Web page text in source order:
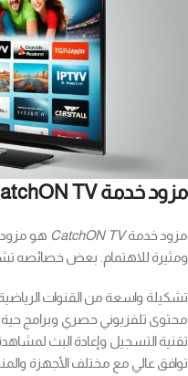
مزود خدمة CatchON TV وخصائصه
مزود خدمةCatchON TV هو مزود
ومثيرة للاهتمام. بعض خصائصه
تشكيلة واسعة من القنوات
محتوى تلفزيوني حصري وبرامج حية
تقنية التسجيل وإعادة البث
توافق عالي مع مختلف الأجهزة